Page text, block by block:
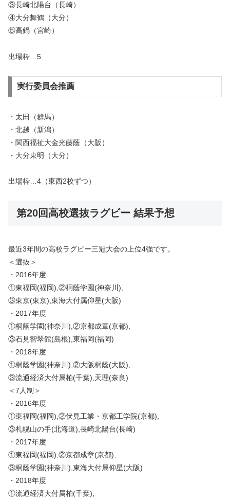
③長崎北陽台（長崎）
④大分舞鶴（大分）
⑤高鍋（宮崎）
出場枠…5
実行委員会推薦
・太田（群馬）
・北越（新潟）
・関西福祉大金光藤蔭（大阪）
・大分東明（大分）
出場枠…4（東西2校ずつ）
第20回高校選抜ラグビー 結果予想
最近3年間の高校ラグビー三冠大会の上位4強です。
＜選抜＞
・2016年度
①東福岡(福岡),②桐蔭学園(神奈川),
③東京(東京),東海大付属仰星(大阪)
・2017年度
①桐蔭学園(神奈川),②京都成章(京都),
③石見智翠館(島根),東福岡(福岡)
・2018年度
①桐蔭学園(神奈川),②大阪桐蔭(大阪),
③流通経済大付属柏(千葉),天理(奈良)
＜7人制＞
・2016年度
①東福岡(福岡),②伏見工業・京都工学院(京都),
③札幌山の手(北海道),長崎北陽台(長崎)
・2017年度
①東福岡(福岡),②京都成章(京都),
③桐蔭学園(神奈川),東海大付属仰星(大阪)
・2018年度
①流通経済大付属柏(千葉),